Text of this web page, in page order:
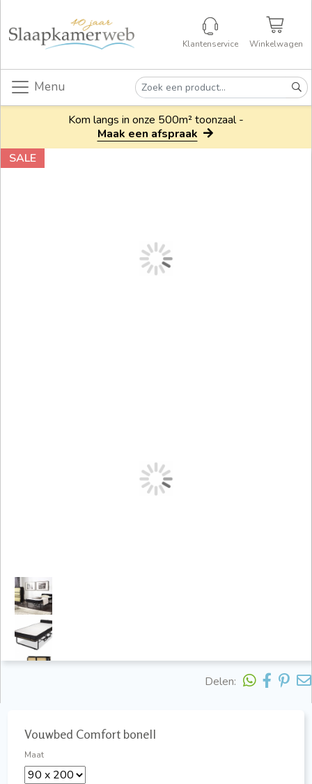
Klantenservice Winkelwagen
Menu
Kom langs in onze 500m² toonzaal -
Maak een afspraak
SALE
Delen:
Vouwbed Comfort bonell
Maat